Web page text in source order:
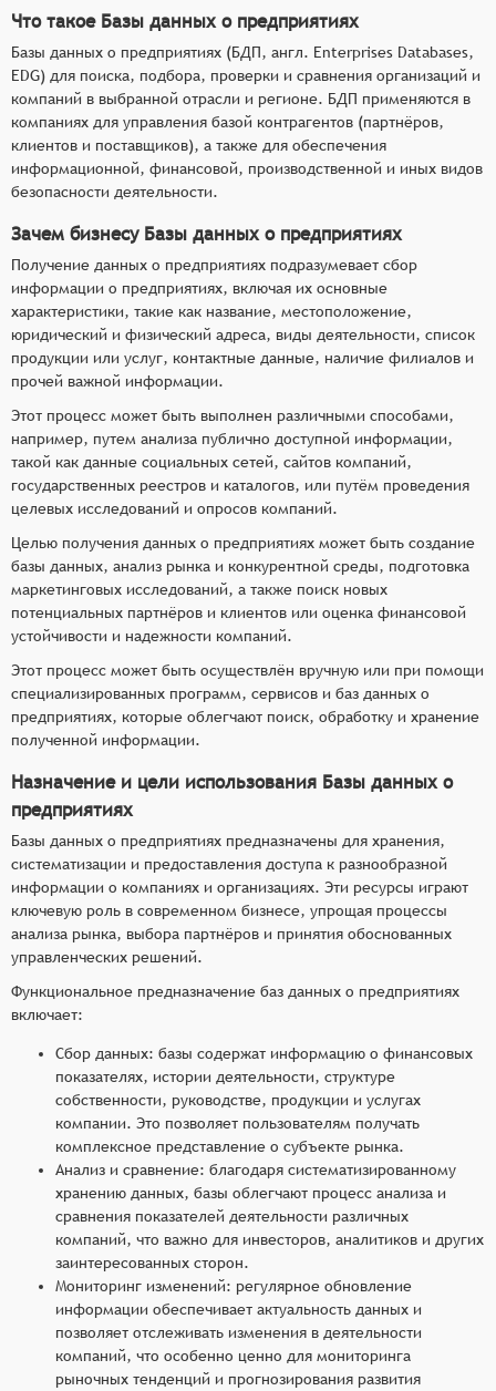
оценка рисков сотрудничества, анализ связей и
аффилированности и т.п. Это помогает
пользователям принимать более
информированные решения о выборе
предприятий для сотрудничества.
Обновление данных: системы должны
обеспечивать регулярное обновление данных о
предприятиях, чтобы информация была
актуальной и точной. Это важно для
Что такое Базы данных о предприятиях
Базы данных о предприятиях (БДП, англ. Enterprises Databases,
EDG) для поиска, подбора, проверки и сравнения организаций и
компаний в выбранной отрасли и регионе. БДП применяются в
компаниях для управления базой контрагентов (партнёров,
клиентов и поставщиков), а также для обеспечения
информационной, финансовой, производственной и иных видов
безопасности деятельности.
Зачем бизнесу Базы данных о предприятиях
Получение данных о предприятиях подразумевает сбор
информации о предприятиях, включая их основные
характеристики, такие как название, местоположение,
юридический и физический адреса, виды деятельности, список
продукции или услуг, контактные данные, наличие филиалов и
прочей важной информации.
Этот процесс может быть выполнен различными способами,
например, путем анализа публично доступной информации,
такой как данные социальных сетей, сайтов компаний,
государственных реестров и каталогов, или путём проведения
целевых исследований и опросов компаний.
Целью получения данных о предприятиях может быть создание
базы данных, анализ рынка и конкурентной среды, подготовка
маркетинговых исследований, а также поиск новых
потенциальных партнёров и клиентов или оценка финансовой
устойчивости и надежности компаний.
Этот процесс может быть осуществлён вручную или при помощи
специализированных программ, сервисов и баз данных о
предприятиях, которые облегчают поиск, обработку и хранение
полученной информации.
Назначение и цели использования Базы данных о
предприятиях
Базы данных о предприятиях предназначены для хранения,
систематизации и предоставления доступа к разнообразной
информации о компаниях и организациях. Эти ресурсы играют
ключевую роль в современном бизнесе, упрощая процессы
анализа рынка, выбора партнёров и принятия обоснованных
управленческих решений.
Функциональное предназначение баз данных о предприятиях
включает:
Сбор данных: базы содержат информацию о финансовых
показателях, истории деятельности, структуре
собственности, руководстве, продукции и услугах
компании. Это позволяет пользователям получать
комплексное представление о субъекте рынка.
Анализ и сравнение: благодаря систематизированному
хранению данных, базы облегчают процесс анализа и
сравнения показателей деятельности различных
компаний, что важно для инвесторов, аналитиков и других
заинтересованных сторон.
Мониторинг изменений: регулярное обновление
информации обеспечивает актуальность данных и
позволяет отслеживать изменения в деятельности
компаний, что особенно ценно для мониторинга
рыночных тенденций и прогнозирования развития